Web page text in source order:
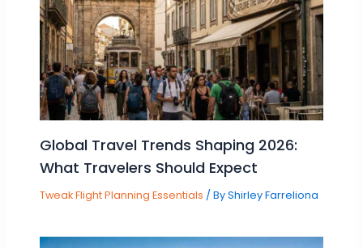
Global Travel Trends Shaping 2026:
What Travelers Should Expect
Tweak Flight Planning Essentials / ByShirley Farreliona